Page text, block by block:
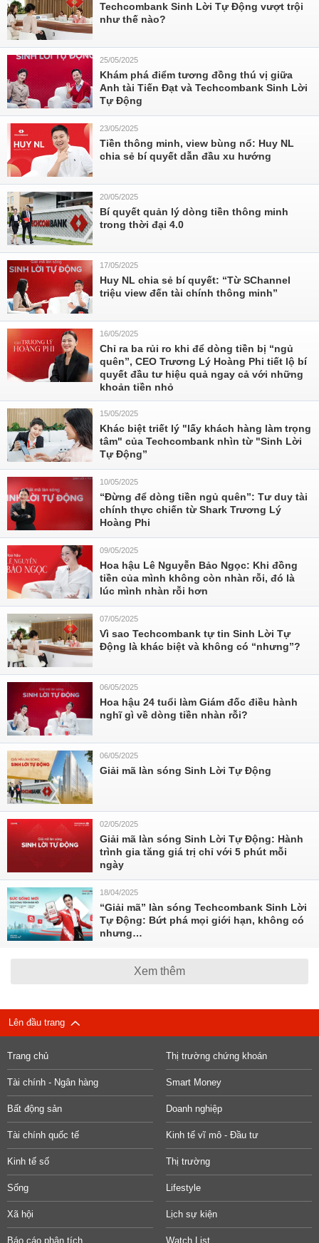
Techcombank Sinh Lời Tự Động vượt trội
như thế nào?
25/05/2025
Khám phá điểm tương đồng thú vị giữa
Anh tài Tiến Đạt và Techcombank Sinh Lời
Tự Động
23/05/2025
Tiền thông minh, view bùng nổ: Huy NL
chia sẻ bí quyết dẫn đầu xu hướng
20/05/2025
Bí quyết quản lý dòng tiền thông minh
trong thời đại 4.0
17/05/2025
Huy NL chia sẻ bí quyết: “Từ SChannel
triệu view đến tài chính thông minh”
16/05/2025
Chỉ ra ba rủi ro khi để dòng tiền bị “ngủ
quên”, CEO Trương Lý Hoàng Phi tiết lộ bí
quyết đầu tư hiệu quả ngay cả với những
khoản tiền nhỏ
15/05/2025
Khác biệt triết lý "lấy khách hàng làm trọng
tâm" của Techcombank nhìn từ "Sinh Lời
Tự Động”
10/05/2025
“Đừng để dòng tiền ngủ quên”: Tư duy tài
chính thực chiến từ Shark Trương Lý
Hoàng Phi
09/05/2025
Hoa hậu Lê Nguyễn Bảo Ngọc: Khi đồng
tiền của mình không còn nhàn rỗi, đó là
lúc mình nhàn rỗi hơn
07/05/2025
Vì sao Techcombank tự tin Sinh Lời Tự
Động là khác biệt và không có “nhưng”?
06/05/2025
Hoa hậu 24 tuổi làm Giám đốc điều hành
nghĩ gì về dòng tiền nhàn rỗi?
06/05/2025
Giải mã làn sóng Sinh Lời Tự Động
02/05/2025
Giải mã làn sóng Sinh Lời Tự Động: Hành
trình gia tăng giá trị chỉ với 5 phút mỗi
ngày
18/04/2025
“Giải mã” làn sóng Techcombank Sinh Lời
Tự Động: Bứt phá mọi giới hạn, không có
nhưng…
Xem thêm
Lên đầu trang
Trang chủ Thị trường chứng khoán
Tài chính - Ngân hàng Smart Money
Bất động sản Doanh nghiệp
Tài chính quốc tế Kinh tế vĩ mô - Đầu tư
Kinh tế số Thị trường
Sống Lifestyle
Xã hội Lịch sự kiện
Báo cáo phân tích Watch List